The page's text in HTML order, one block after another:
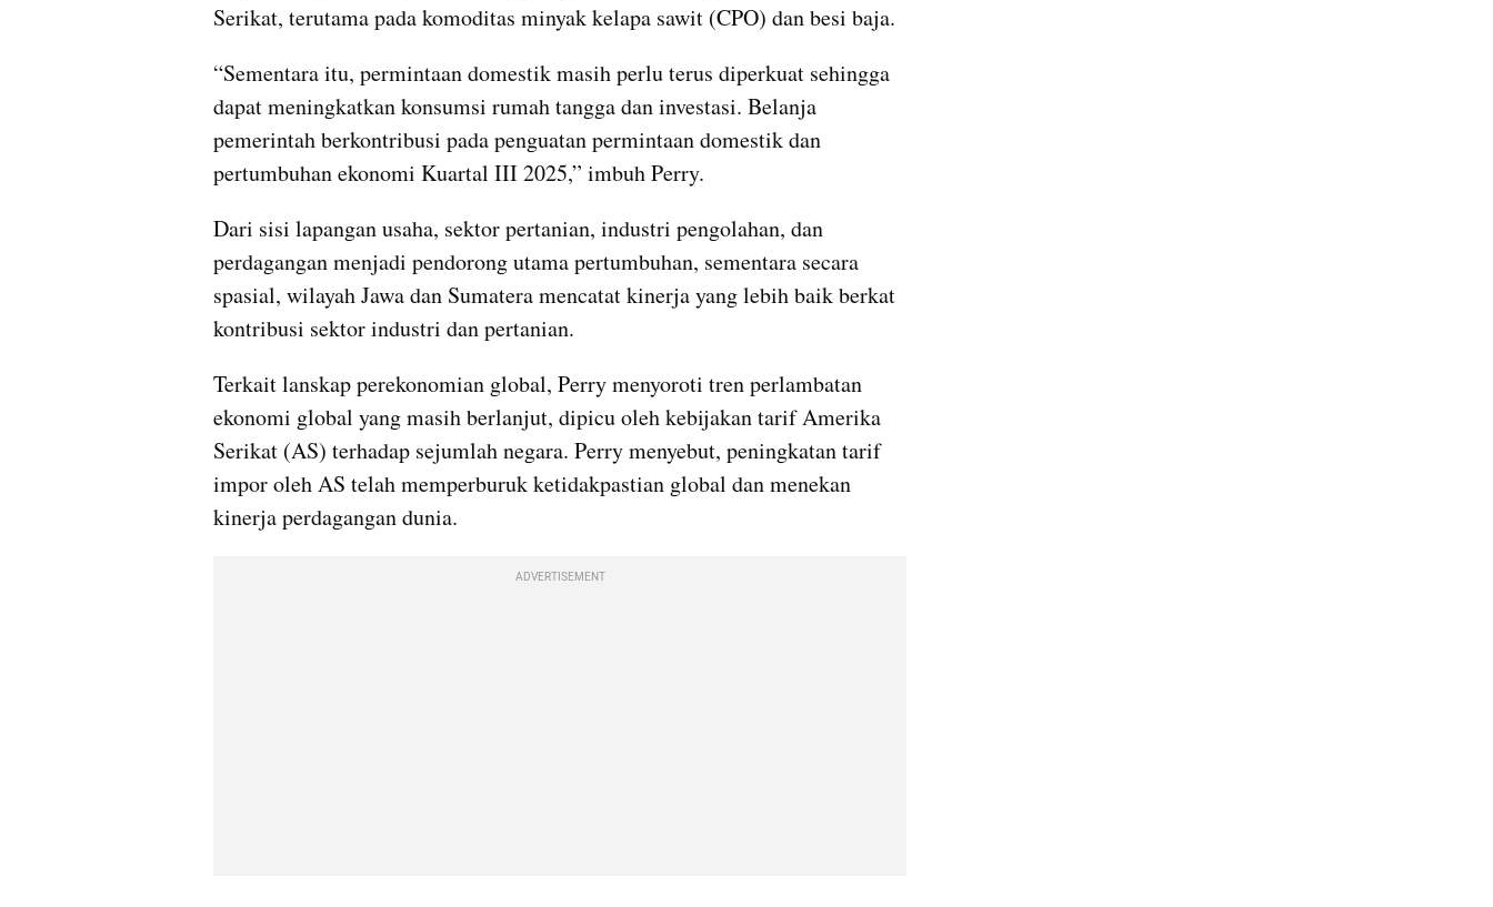
Serikat, terutama pada komoditas minyak kelapa sawit (CPO) dan besi baja.
“Sementara itu, permintaan domestik masih perlu terus diperkuat sehingga
dapat meningkatkan konsumsi rumah tangga dan investasi. Belanja
pemerintah berkontribusi pada penguatan permintaan domestik dan
pertumbuhan ekonomi Kuartal III 2025,” imbuh Perry.
Dari sisi lapangan usaha, sektor pertanian, industri pengolahan, dan
perdagangan menjadi pendorong utama pertumbuhan, sementara secara
spasial, wilayah Jawa dan Sumatera mencatat kinerja yang lebih baik berkat
kontribusi sektor industri dan pertanian.
Terkait lanskap perekonomian global, Perry menyoroti tren perlambatan
ekonomi global yang masih berlanjut, dipicu oleh kebijakan tarif Amerika
Serikat (AS) terhadap sejumlah negara. Perry menyebut, peningkatan tarif
impor oleh AS telah memperburuk ketidakpastian global dan menekan
kinerja perdagangan dunia.
ADVERTISEMENT